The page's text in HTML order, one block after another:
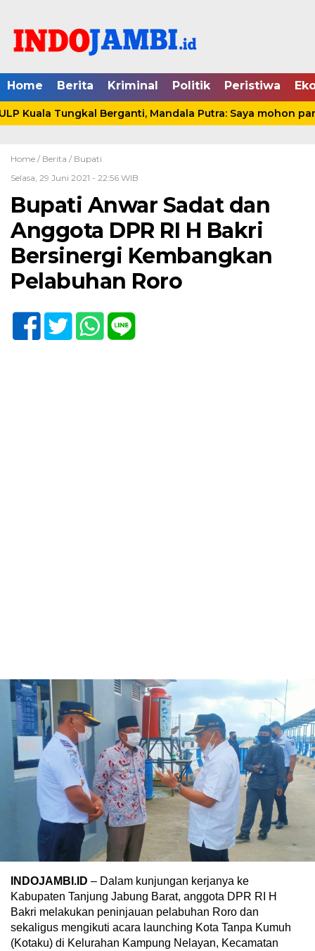
Home Berita Kriminal Politik Peristiwa
Kuala Tungkal Berganti, Mandala Putra: Saya mohon
Home / Berita / Bupati
Selasa, 29 Juni 2021 - 22:56 WIB
Bupati Anwar Sadat dan
Anggota DPR RI H Bakri
Bersinergi Kembangkan
Pelabuhan Roro
INDOJAMBI.ID – Dalam kunjungan kerjanya ke
Kabupaten Tanjung Jabung Barat, anggota DPR RI H
Bakri melakukan peninjauan pelabuhan Roro dan
sekaligus mengikuti acara launching Kota Tanpa Kumuh
(Kotaku) di Kelurahan Kampung Nelayan, Kecamatan